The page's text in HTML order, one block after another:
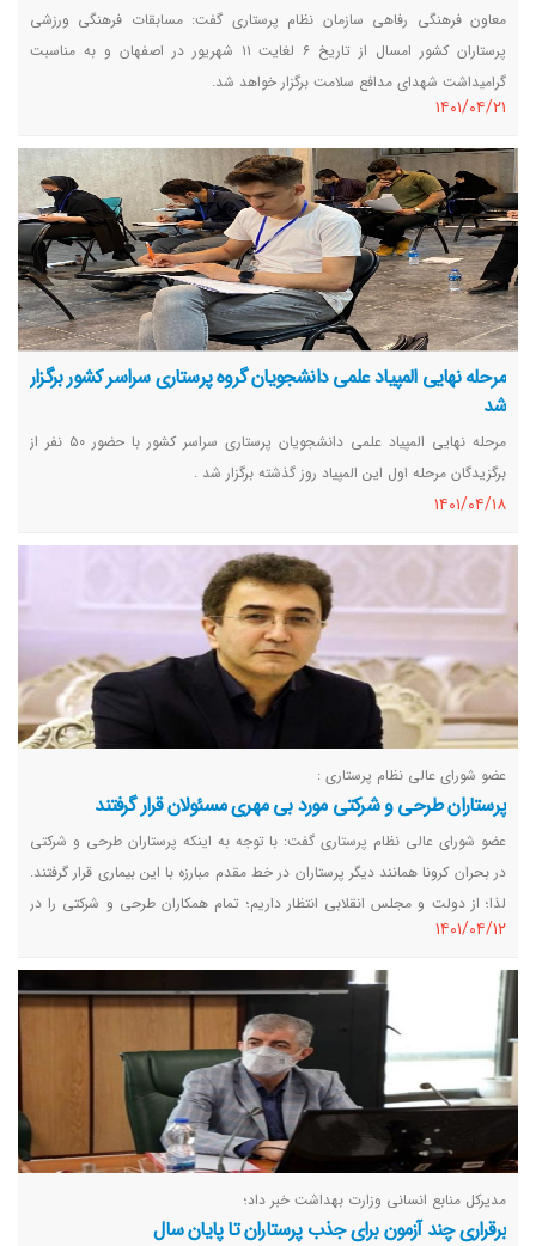
معاون فرهنگی رفاهی سازمان نظام پرستاری گفت: مسابقات فرهنگی ورزشی
پرستاران کشور امسال از تاریخ ۶ لغایت ۱۱ شهریور در اصفهان و به مناسبت
گرامیداشت شهدای مدافع سلامت برگزار خواهد شد.
١٤٠١/٠٤/٢١
مرحله نهايی المپياد علمی دانشجويان گروه پرستاری سراسر كشور برگزار
شد
مرحله نهایی المپیاد علمی دانشجویان پرستاری سراسر کشور با حضور ۵۰ نفر از
برگزیدگان مرحله اول این المپیاد روز گذشته برگزار شد .
١٤٠١/٠٤/١٨
عضو شورای عالی نظام پرستاری :
پرستاران طرحی و شرکتی مورد بی مهری مسئولان قرار گرفتند
عضو شورای عالی نظام پرستاری گفت: با توجه به اینکه پرستاران طرحی و شرکتی
در بحران کرونا همانند دیگر پرستاران در خط مقدم مبارزه با این بیماری قرار گرفتند.
لذا؛ از دولت و مجلس انقلابی انتظار داریم؛ تمام همکاران طرحی و شرکتی را در
الویت برنامه‌های خودشان قرار دهند و بر اساس قول‌هایی که به آن‌ها داده‌اند
هرچه سریع‌تر در راستای جذب آن‌ها اقدام کنند.
١٤٠١/٠٤/١٢
مدیرکل منابع انسانی وزارت بهداشت خبر داد؛
برقراری چند آزمون برای جذب پرستاران تا پایان سال